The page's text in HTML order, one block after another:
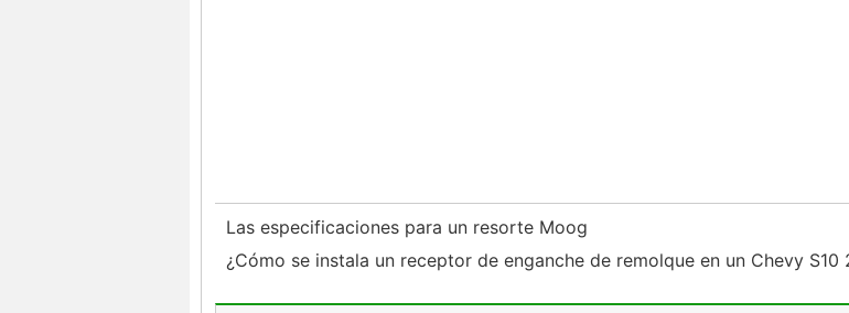
Las especificaciones para un resorte Moog
¿Cómo se instala un receptor de enganche de remolque en un Chevy S10